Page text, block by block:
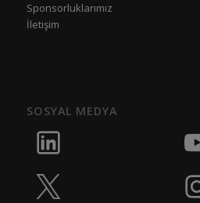
Sponsorluklarımız
İletişim
SOSYAL MEDYA